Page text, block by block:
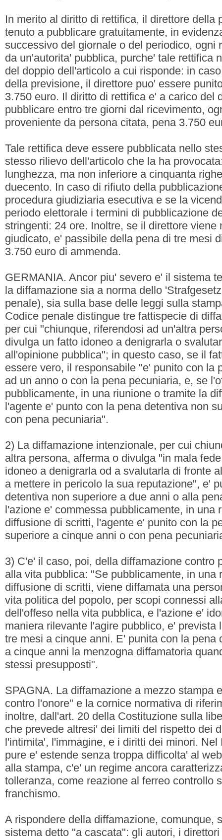
In merito al diritto di rettifica, il direttore della
tenuto a pubblicare gratuitamente, in
successivo del giornale o del periodico, ogni
da un'autorita' pubblica, purche' tale rettifica
del doppio dell'articolo a cui risponde: in
della previsione, il direttore puo' essere
3.750 euro. Il diritto di rettifica e' a carico del
pubblicare entro tre giorni dal ricevimento,
proveniente da persona citata, pena 3.750
Tale rettifica deve essere pubblicata nello
stesso rilievo dell'articolo che la ha
lunghezza, ma non inferiore a cinquanta
duecento. In caso di rifiuto della
procedura giudiziaria esecutiva e se la
periodo elettorale i termini di pubblicazione
stringenti: 24 ore. Inoltre, se il direttore viene
giudicato, e' passibile della pena di tre mesi
3.750 euro di ammenda.
GERMANIA. Ancor piu' severo e' il sistema
la diffamazione sia a norma dello
penale), sia sulla base delle leggi sulla
Codice penale distingue tre fattispecie di
per cui "chiunque, riferendosi ad un'altra
divulga un fatto idoneo a denigrarla o
all'opinione pubblica"; in questo caso, se il
essere vero, il responsabile "e' punito con la
ad un anno o con la pena pecuniaria, e, se
pubblicamente, in una riunione o tramite la
l'agente e' punto con la pena detentiva non
con pena pecuniaria".
2) La diffamazione intenzionale, per cui
altra persona, afferma o divulga "in mala
idoneo a denigrarla od a svalutarla di fronte
a mettere in pericolo la sua reputazione", e'
detentiva non superiore a due anni o alla
l'azione e' commessa pubblicamente, in una
diffusione di scritti, l'agente e' punito con la
superiore a cinque anni o con pena
3) C'e' il caso, poi, della diffamazione contro
alla vita pubblica: "Se pubblicamente, in una
diffusione di scritti, viene diffamata una
vita politica del popolo, per scopi connessi
dell'offeso nella vita pubblica, e l'azione e'
maniera rilevante l'agire pubblico, e' prevista
tre mesi a cinque anni. E' punita con la pena
a cinque anni la menzogna diffamatoria
stessi presupposti".
SPAGNA. La diffamazione a mezzo stampa
contro l'onore" e la cornice normativa di
inoltre, dall'art. 20 della Costituzione sulla
che prevede altresi' dei limiti del rispetto dei
l'intimita', l'immagine, e i diritti dei minori.
pure e' estende senza troppa difficolta' al
alla stampa, c'e' un regime ancora
tolleranza, come reazione al ferreo controllo
franchismo.
A rispondere della diffamazione, comunque,
sistema detto "a cascata": gli autori, i